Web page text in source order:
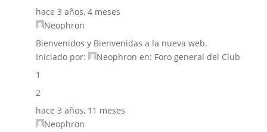
hace 3 años, 4 meses
Neophron
Bienvenidos y Bienvenidas a la nueva web.
Iniciado por:
Neophron en: Foro general del Club
1
2
hace 3 años, 11 meses
Neophron